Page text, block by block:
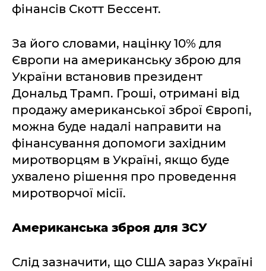
фінансів Скотт Бессент.
За його словами, націнку 10% для
Європи на американську зброю для
України встановив президент
Дональд Трамп. Гроші, отримані від
продажу американської зброї Європі,
можна буде надалі направити на
фінансування допомоги західним
миротворцям в Україні, якщо буде
ухвалено рішення про проведення
миротворчої місії.
Американська зброя для ЗСУ
Слід зазначити, що США зараз Україні